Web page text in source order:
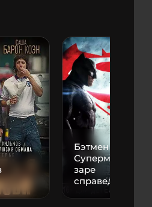
Бэтмен против
Супермена: На
заре
справедливости